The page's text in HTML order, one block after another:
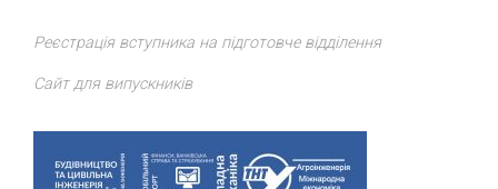
Реєстрація вступника на підготовче відділення
Сайт для випускників